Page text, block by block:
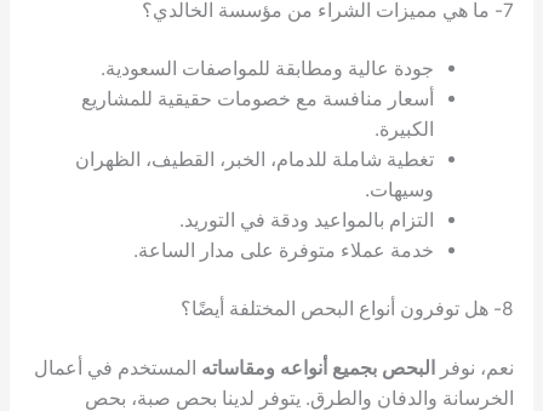
عالية ومطابقة للمواصفات السعودية.
منافسة مع خصومات حقيقية للمشاريع
شاملة للدمام، الخبر، القطيف، الظهران
بالمواعيد ودقة في التوريد.
عملاء متوفرة على مدار الساعة.
بجميع أنواعه ومقاساتهالمستخدم في أعمال
والطرق. يتوفر لدينا بحص صبة، بحص